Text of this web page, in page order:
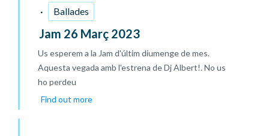
Ballades
Jam 26 Març 2023
Us esperem a la Jam d'últim diumenge de mes.
Aquesta vegada amb l'estrena de Dj Albert!. No us
ho perdeu
Find out more